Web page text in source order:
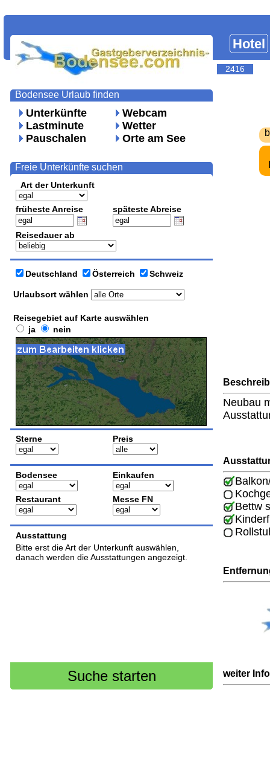
Unterkünfte
Lastminute
Pauschalen
Webcam
Wetter
Orte am See
Bodensee Urlaub finden
Art der Unterkunft
früheste Anreise späteste Abreise
Reisedauer ab
Urlaubsort wählen
Deutschland Österreich Schweiz
Reisegebiet auf Karte auswählen
ja
nein
Sterne Preis
Bodensee Einkaufen
Restaurant Messe FN
Ausstattung
Bitte erst die Art der Unterkunft auswählen,
danach werden die Ausstattungen angezeigt.
Freie Unterkünfte suchen
Hotel
2416
Neubau
Bettw
weiter